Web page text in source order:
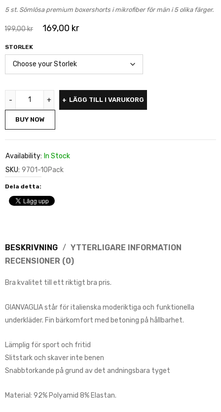
5 st. Sömlösa premium boxershorts i mikrofiber för män i 5 olika färger.
199,00kr 169,00 kr
STORLEK
LÄGG TILL I VARUKORG
BUY NOW
Availability: In Stock
SKU: 9701-10Pack
Dela detta:
BESKRIVNING
YTTERLIGARE INFORMATION
RECENSIONER (0)
Bra kvalitet till ett riktigt bra pris.
GIANVAGLIA står för italienska moderiktiga och funktionella
underkläder. Fin bärkomfort med betoning på hållbarhet.
Lämplig för sport och fritid
Slitstark och skaver inte benen
Snabbtorkande på grund av det andningsbara tyget
Material: 92% Polyamid 8% Elastan.